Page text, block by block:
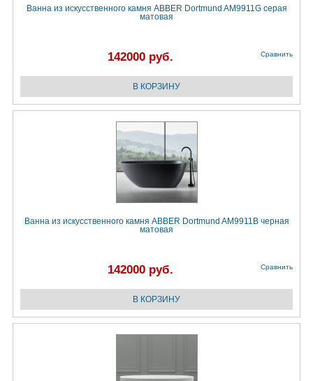
Ванна из искусственного камня ABBER Dortmund AM9911G серая
матовая
142000 руб. Сравнить
Ванна из искусственного камня ABBER Dortmund AM9911B черная
матовая
142000 руб. Сравнить